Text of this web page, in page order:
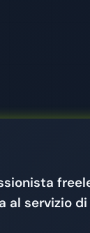
al servizio